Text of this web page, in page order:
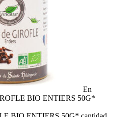
En
BIO ENTIERS 50G*